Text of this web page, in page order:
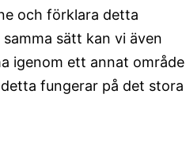
och förklara detta
sätt kan vi även
igenom ett annat område
fungerar på det stora